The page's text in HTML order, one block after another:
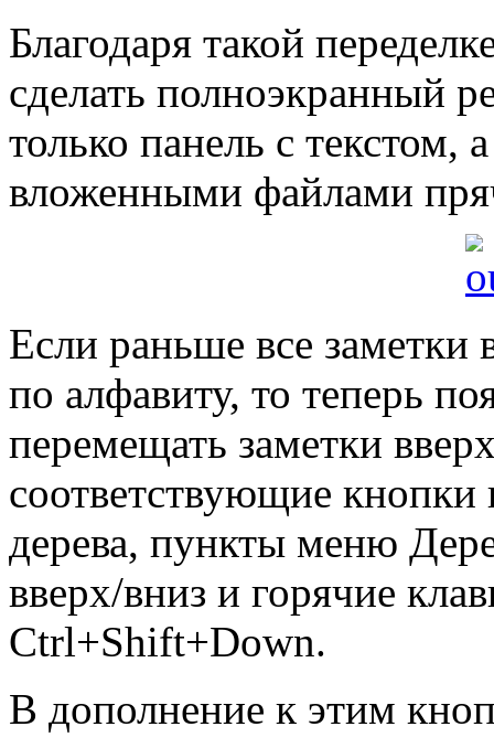
Благодаря такой
сделать полноэкранный
только панель с текстом,
вложенными файлами
Если раньше все заметки
по алфавиту, то теперь
перемещать заметки
соответствующие кнопки
дерева, пункты меню
вверх/вниз и горячие
Ctrl+Shift+Down.
В дополнение к этим